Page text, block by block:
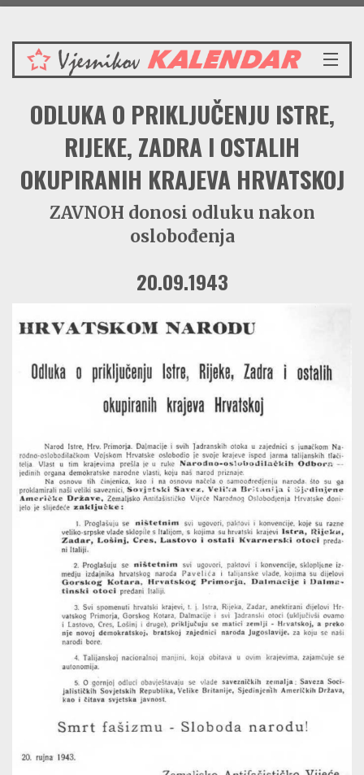
Nedjelja 9.8.2026.
VIJESTI
REDAKCIJSKI KOMENTAR
VJESNIKOV KALENDAR
CRVENI ZABAVNIK
PRENOSIMO
BORBENA BIBLIOTEKA
ODLUKA O PRIKLJUČENJU ISTRE,
RIJEKE, ZADRA I OSTALIH
OKUPIRANIH KRAJEVA HRVATSKOJ
ZAVNOH donosi odluku nakon
oslobođenja
20.09.1943